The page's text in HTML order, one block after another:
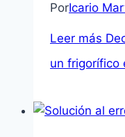
PorIcario
Leer más
un frigorífico